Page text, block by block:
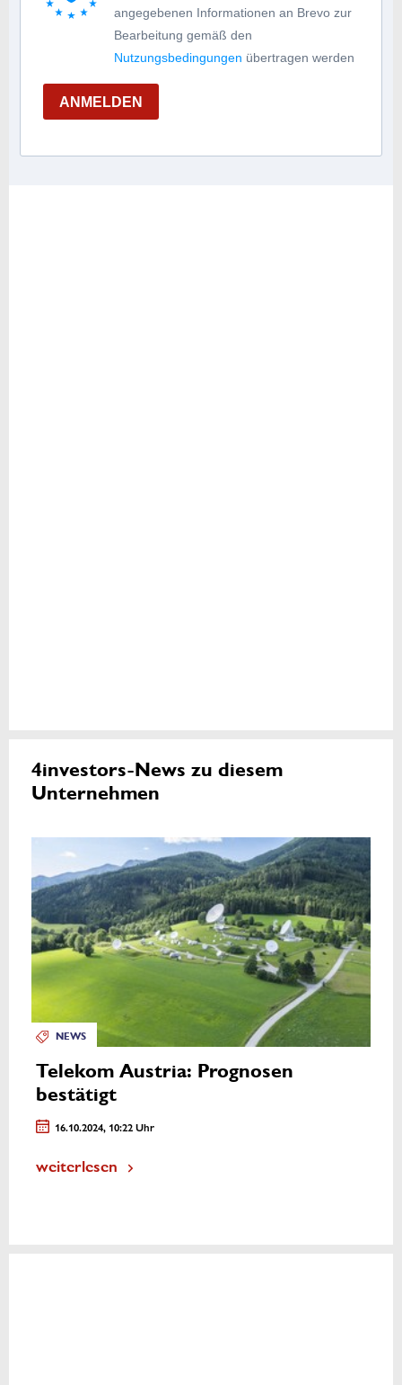
angegebenen Informationen an Brevo zur
Bearbeitung gemäß den
Nutzungsbedingungen übertragen werden
ANMELDEN
4investors-News zu diesem
Unternehmen
NEWS
Telekom Austria: Prognosen
bestätigt
16.10.2024, 10:22 Uhr
weiterlesen